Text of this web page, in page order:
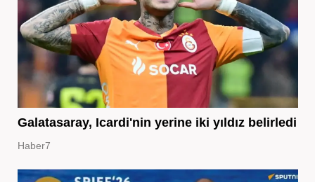
Galatasaray, Icardi'nin yerine iki yıldız belirledi
Haber7